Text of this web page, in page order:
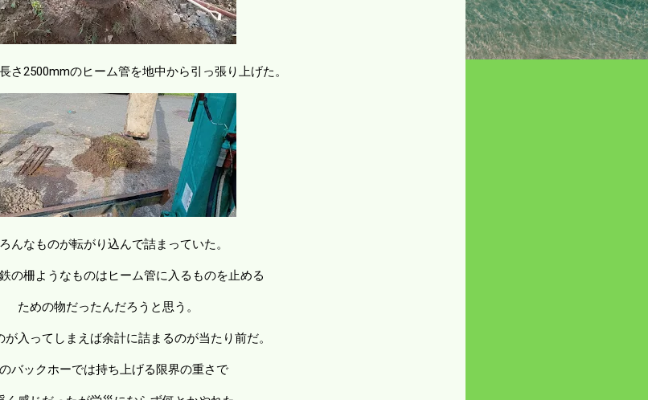
さ2500mmのヒーム管を地中から引っ張り上げた。
んなものが転がり込んで詰まっていた。
の柵ようなものはヒーム管に入るものを止める
ための物だったんだろうと思う。
が入ってしまえば余計に詰まるのが当たり前だ。
バックホーでは持ち上げる限界の重さで